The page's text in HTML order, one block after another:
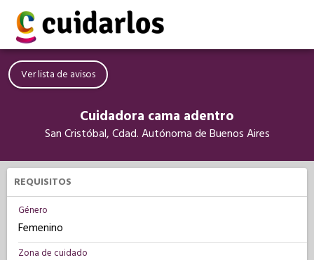
Ver lista de avisos
Cuidadora cama adentro
San Cristóbal, Cdad. Autónoma de Buenos Aires
REQUISITOS
Género
Femenino
Zona de cuidado